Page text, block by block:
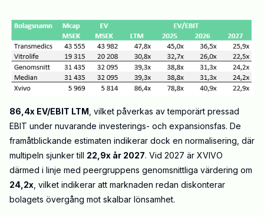
86,4x EV/EBIT LTM , vilket påverkas av temporärt pressad
EBIT under nuvarande investerings- och expansionsfas. De
framåtblickande estimaten indikerar dock en normalisering, där
multipeln sjunker till 22,9x år 2027. Vid 2027 är XVIVO
därmed i linje med peergruppens genomsnittliga värdering om
24,2x , vilket indikerar att marknaden redan diskonterar
bolagets övergång mot skalbar lönsamhet.